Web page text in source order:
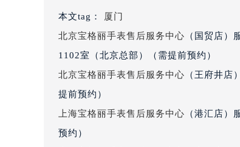
黑龙江省黑河市爱辉区中央
黑龙江省鸡西市鸡冠区红军
黑龙江省佳木斯市向阳区长
黑龙江省七台河市桃山区大
本文tag：
厦门
北京宝格丽手表售后服务中心 （国贸店
1102室（北京总部）（需提前预约）
北京宝格丽手表售后服务中心 （王府井
提前预约）
上海宝格丽手表售后服务中心 （港汇店
预约）